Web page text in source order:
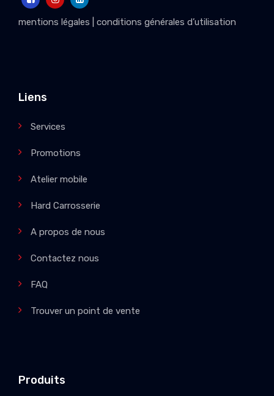
mentions légales conditions générales d’utilisation
Liens
Services
Promotions
Atelier mobile
Hard Carrosserie
A propos de nous
Contactez nous
FAQ
Trouver un point de vente
Produits